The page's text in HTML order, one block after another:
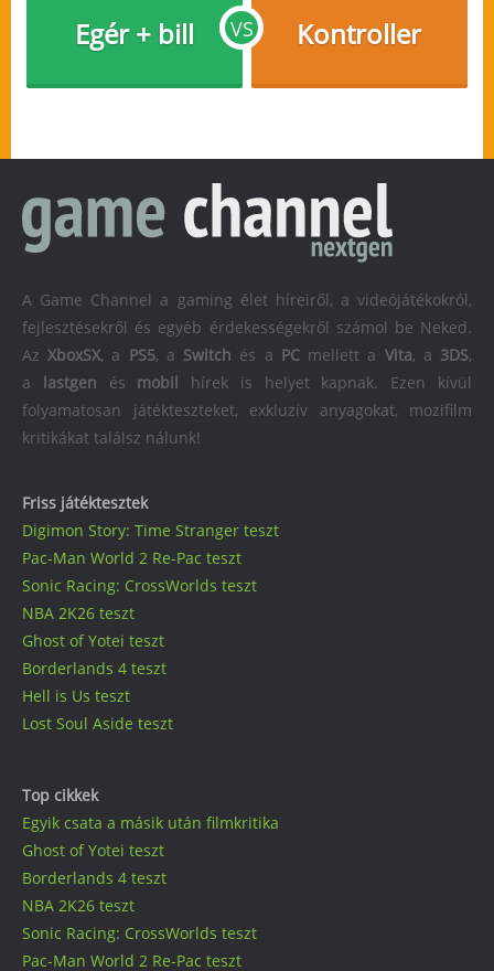
VS
Egér + bill Kontroller
Friss játéktesztek
Digimon Story: Time Stranger teszt
Pac-Man World 2 Re-Pac teszt
Sonic Racing: CrossWorlds teszt
NBA 2K26 teszt
Ghost of Yotei teszt
Borderlands 4 teszt
Hell is Us teszt
Lost Soul Aside teszt
Top cikkek
Egyik csata a másik után filmkritika
Ghost of Yotei teszt
Borderlands 4 teszt
NBA 2K26 teszt
Sonic Racing: CrossWorlds teszt
Pac-Man World 2 Re-Pac teszt
A Game Channel a gaming élet híreiről, a videójátékokról,
fejlesztésekről és egyéb érdekességekről számol be Neked.
AzXboxSX, a PS5, a Switch és a PCmellett a Vita, a 3DS,
a lastgen és mobil hírek is helyet kapnak. Ezen kívül
folyamatosan játékteszteket, exkluzív anyagokat, mozifilm
kritikákat találsz nálunk!